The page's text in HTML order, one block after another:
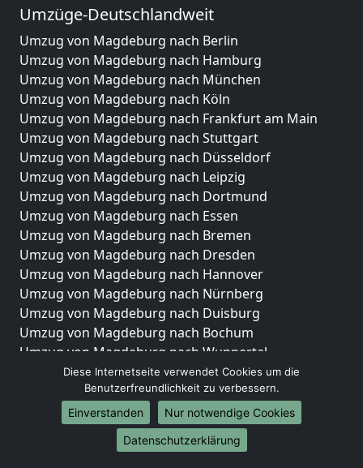
Umzüge-Deutschlandweit
Umzug von Magdeburg nach Berlin
Umzug von Magdeburg nach Hamburg
Umzug von Magdeburg nach München
Umzug von Magdeburg nach Köln
Umzug von Magdeburg nach Frankfurt am Main
Umzug von Magdeburg nach Stuttgart
Umzug von Magdeburg nach Düsseldorf
Umzug von Magdeburg nach Leipzig
Umzug von Magdeburg nach Dortmund
Umzug von Magdeburg nach Essen
Umzug von Magdeburg nach Bremen
Umzug von Magdeburg nach Dresden
Umzug von Magdeburg nach Hannover
Umzug von Magdeburg nach Nürnberg
Umzug von Magdeburg nach Duisburg
Umzug von Magdeburg nach Bochum
Umzug von Magdeburg nach Wuppertal
Umzug von Magdeburg nach Bielefeld
Umzug von Magdeburg nach Bonn
Umzug von Magdeburg nach Münster
Internationale-Umzüge
Diese Internetseite verwendet Cookies um die
Benutzerfreundlichkeit zu verbessern.
Einverstanden
Nur notwendige Cookies
Datenschutzerklärung